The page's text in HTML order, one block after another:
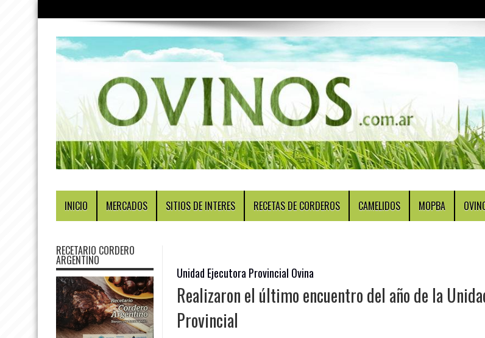
INICIO MERCADOS SITIOS DE INTERES RECETAS DE CORDEROS CAMELIDOS MOPBA
Unidad Ejecutora Provincial Ovina
Realizaron el último encuentro del año de la
Provincial
RECETARIO CORDERO
ARGENTINO